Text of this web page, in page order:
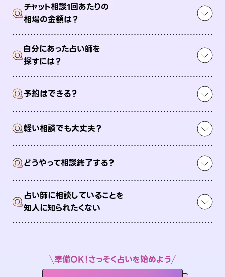
Qチャット相談1回あたりの
相場の金額は？
Q自分にあった占い師を
探すには？
Q予約はできる？
Q軽い相談でも大丈夫？
Qどうやって相談終了する？
Q占い師に相談していることを
知人に知られたくない
準備OK！さっそく占いを始めよう